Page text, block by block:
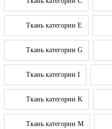
Ткань категории E
Ткань категории G
Ткань категории I
Ткань категории K
Ткань категории M